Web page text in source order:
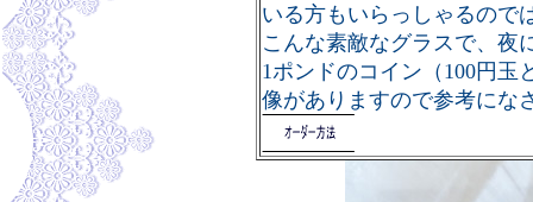
いる方もいらっしゃるので
こんな素敵なグラスで、夜
1ポンドのコイン（100円玉
像があり ますので参考にな